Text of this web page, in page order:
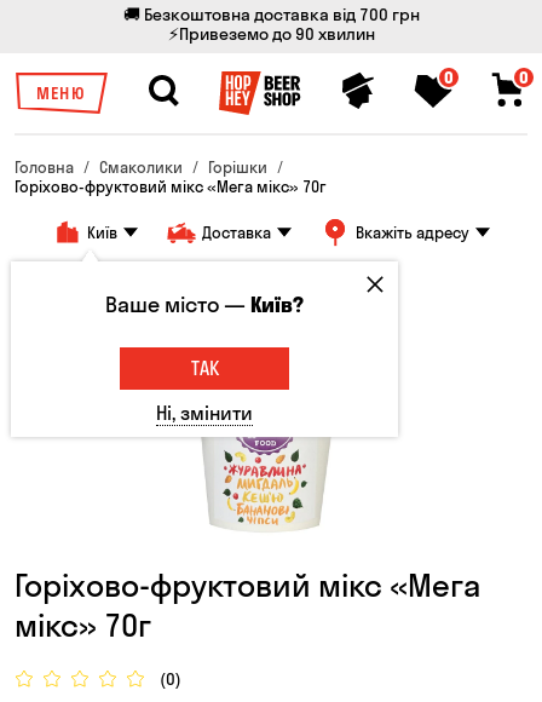
🚚 Безкоштовна доставка від 700 грн
⚡Привеземо до 90 хвилин
МЕНЮ
0 0
Головна Смаколики
Горішки
Горіхово-фруктовий мікс «Мега мікс» 70г
Київ Доставка Вкажіть адресу
Горіхово-фруктовий мікс «Мега
мікс» 70г
(0)
Ваше місто —Київ?
ТАК
Ні, змінити